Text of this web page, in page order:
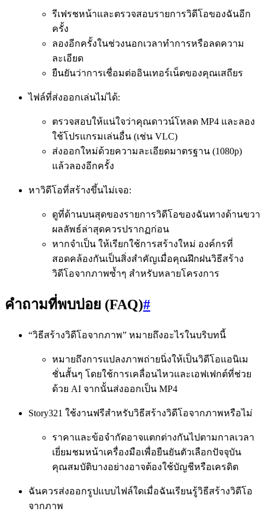
รีเฟรชหน้าและตรวจสอบรายการวิดีโอของฉันอีก
ครั้ง
ลองอีกครั้งในช่วงนอกเวลาทำการหรือลดความ
ละเอียด
ยืนยันว่าการเชื่อมต่ออินเทอร์เน็ตของคุณเสถียร
ไฟล์ที่ส่งออกเล่นไม่ได้:
ตรวจสอบให้แน่ใจว่าคุณดาวน์โหลด MP4 และลอง
ใช้โปรแกรมเล่นอื่น (เช่น VLC)
ส่งออกใหม่ด้วยความละเอียดมาตรฐาน (1080p)
แล้วลองอีกครั้ง
หาวิดีโอที่สร้างขึ้นไม่เจอ:
ดูที่ด้านบนสุดของรายการวิดีโอของฉันทางด้านขวา
ผลลัพธ์ล่าสุดควรปรากฏก่อน
หากจำเป็น ให้เรียกใช้การสร้างใหม่ องค์กรที่
สอดคล้องกันเป็นสิ่งสำคัญเมื่อคุณฝึกฝนวิธีสร้าง
วิดีโอจากภาพซ้ำๆ สำหรับหลายโครงการ
คำถามที่พบบ่อย (FAQ)#
“วิธีสร้างวิดีโอจากภาพ” หมายถึงอะไรในบริบทนี้
หมายถึงการแปลงภาพถ่ายนิ่งให้เป็นวิดีโอแอนิเม
ชั่นสั้นๆ โดยใช้การเคลื่อนไหวและเอฟเฟกต์ที่ช่วย
ด้วย AI จากนั้นส่งออกเป็น MP4
Story321 ใช้งานฟรีสำหรับวิธีสร้างวิดีโอจากภาพหรือไม่
ราคาและข้อจำกัดอาจแตกต่างกันไปตามกาลเวลา
เยี่ยมชมหน้าเครื่องมือเพื่อยืนยันตัวเลือกปัจจุบัน
คุณสมบัติบางอย่างอาจต้องใช้บัญชีหรือเครดิต
ฉันควรส่งออกรูปแบบไฟล์ใดเมื่อฉันเรียนรู้วิธีสร้างวิดีโอ
จากภาพ